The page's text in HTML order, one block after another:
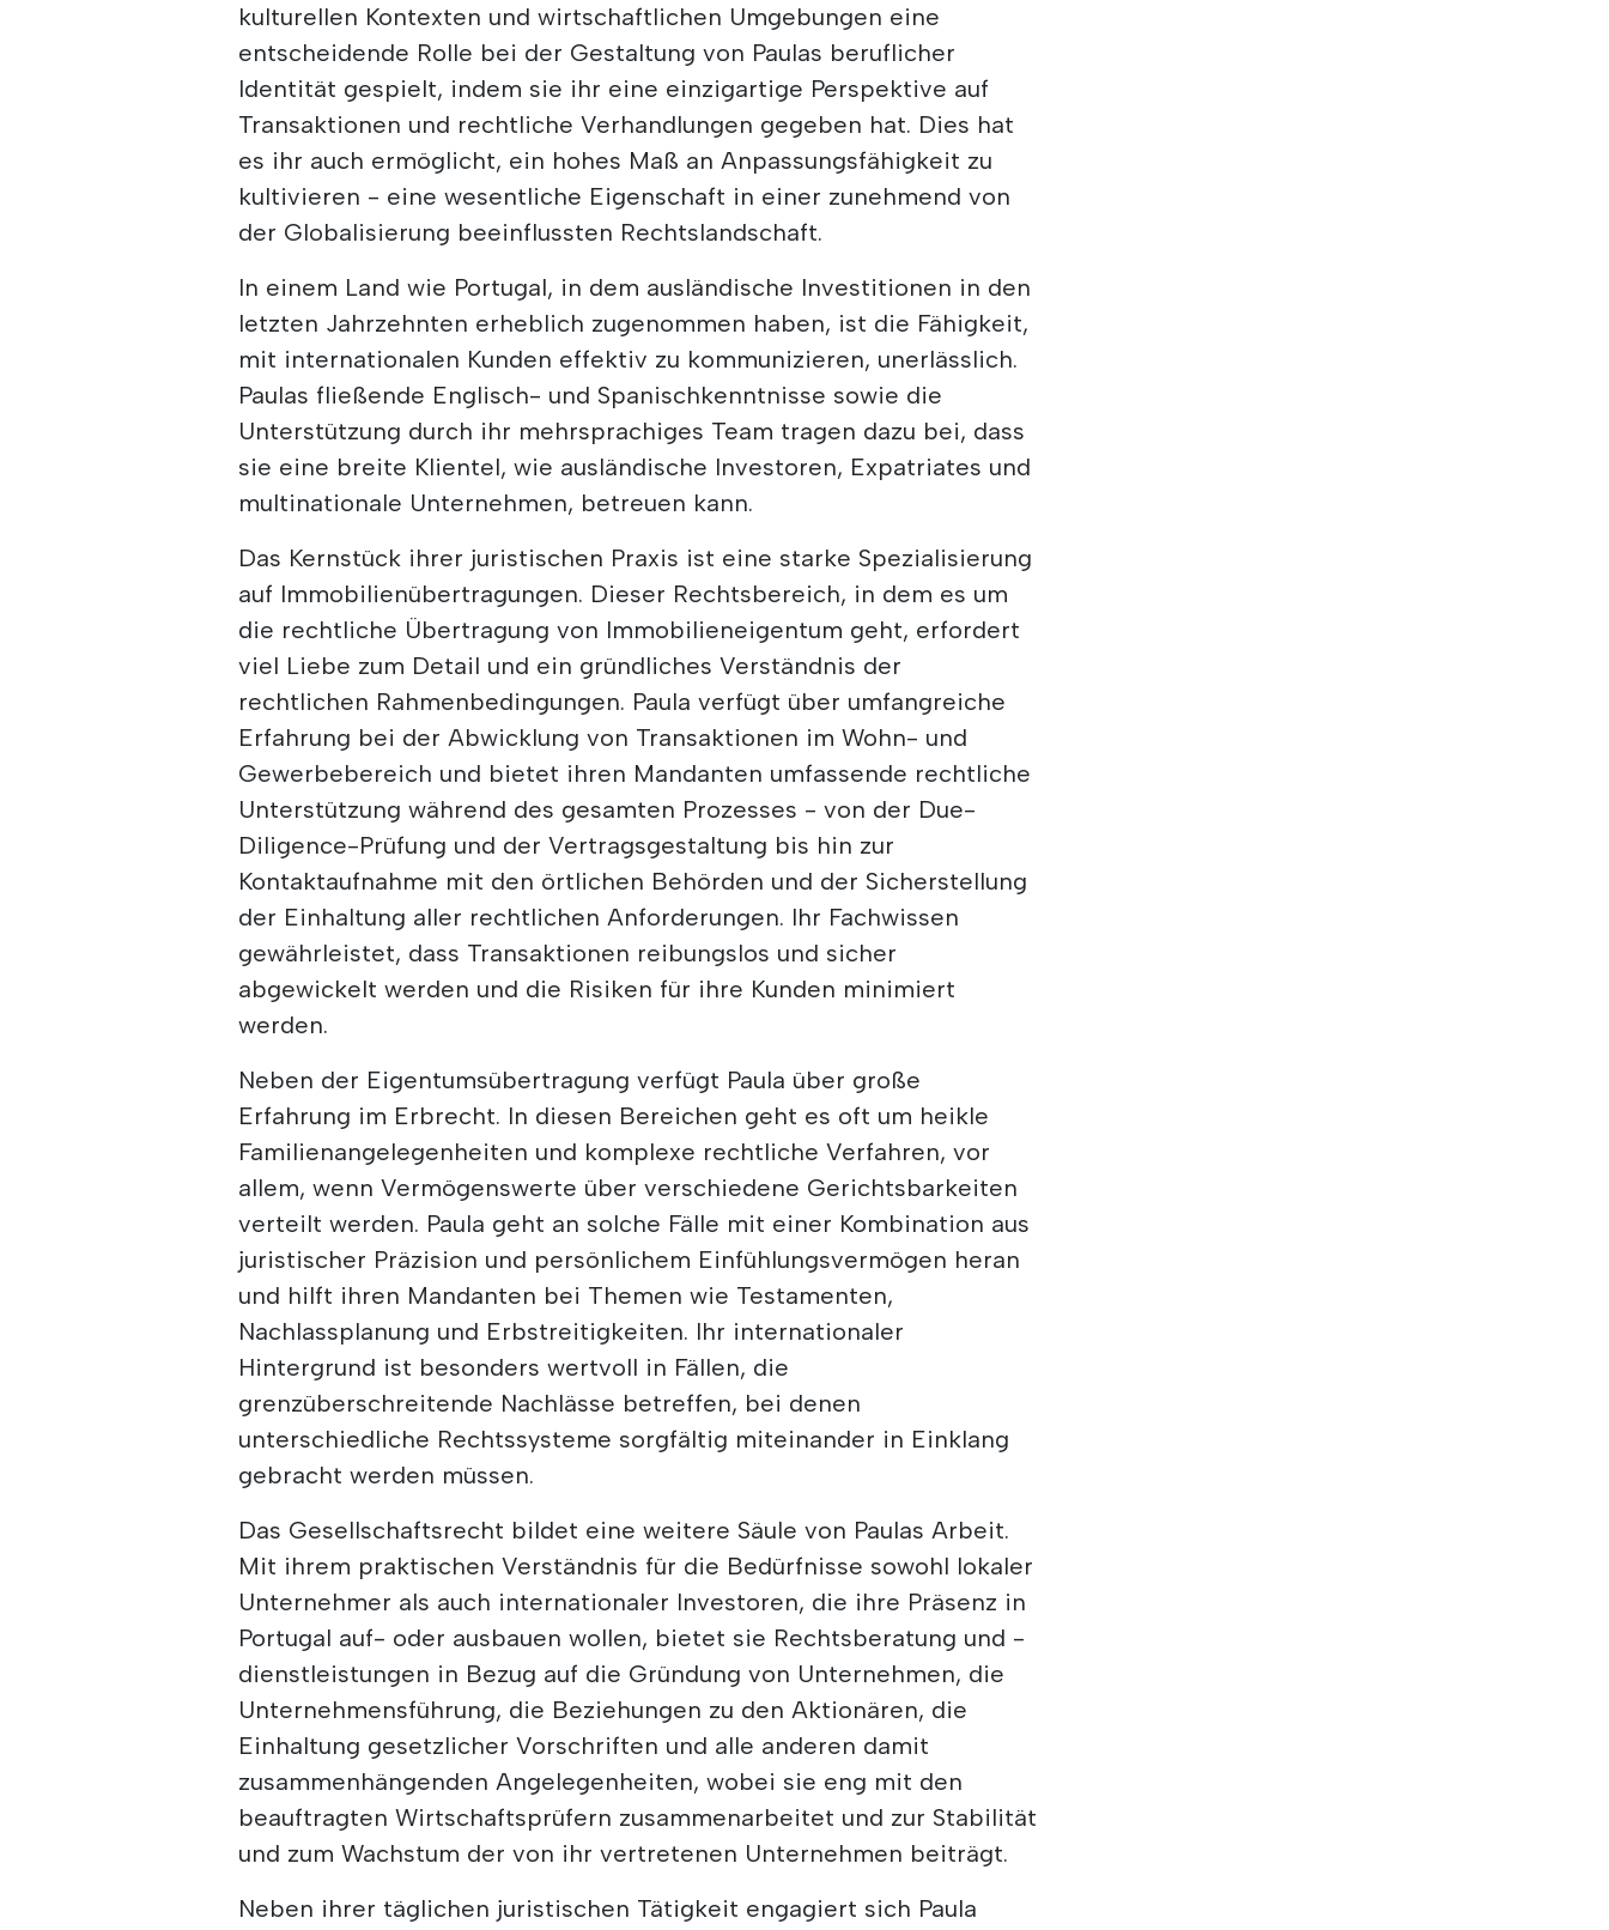
kulturellen Kontexten und wirtschaftlichen Umgebungen eine
entscheidende Rolle bei der Gestaltung von Paulas beruflicher
Identität gespielt, indem sie ihr eine einzigartige Perspektive auf
Transaktionen und rechtliche Verhandlungen gegeben hat. Dies hat
es ihr auch ermöglicht, ein hohes Maß an Anpassungsfähigkeit zu
kultivieren - eine wesentliche Eigenschaft in einer zunehmend von
der Globalisierung beeinflussten Rechtslandschaft.
In einem Land wie Portugal, in dem ausländische Investitionen in den
letzten Jahrzehnten erheblich zugenommen haben, ist die Fähigkeit,
mit internationalen Kunden effektiv zu kommunizieren, unerlässlich.
Paulas fließende Englisch- und Spanischkenntnisse sowie die
Unterstützung durch ihr mehrsprachiges Team tragen dazu bei, dass
sie eine breite Klientel, wie ausländische Investoren, Expatriates und
multinationale Unternehmen, betreuen kann.
Das Kernstück ihrer juristischen Praxis ist eine starke Spezialisierung
auf Immobilienübertragungen. Dieser Rechtsbereich, in dem es um
die rechtliche Übertragung von Immobilieneigentum geht, erfordert
viel Liebe zum Detail und ein gründliches Verständnis der
rechtlichen Rahmenbedingungen. Paula verfügt über umfangreiche
Erfahrung bei der Abwicklung von Transaktionen im Wohn- und
Gewerbebereich und bietet ihren Mandanten umfassende rechtliche
Unterstützung während des gesamten Prozesses - von der Due-
Diligence-Prüfung und der Vertragsgestaltung bis hin zur
Kontaktaufnahme mit den örtlichen Behörden und der Sicherstellung
der Einhaltung aller rechtlichen Anforderungen. Ihr Fachwissen
gewährleistet, dass Transaktionen reibungslos und sicher
abgewickelt werden und die Risiken für ihre Kunden minimiert
werden.
Neben der Eigentumsübertragung verfügt Paula über große
Erfahrung im Erbrecht. In diesen Bereichen geht es oft um heikle
Familienangelegenheiten und komplexe rechtliche Verfahren, vor
allem, wenn Vermögenswerte über verschiedene Gerichtsbarkeiten
verteilt werden. Paula geht an solche Fälle mit einer Kombination aus
juristischer Präzision und persönlichem Einfühlungsvermögen heran
und hilft ihren Mandanten bei Themen wie Testamenten,
Nachlassplanung und Erbstreitigkeiten. Ihr internationaler
Hintergrund ist besonders wertvoll in Fällen, die
grenzüberschreitende Nachlässe betreffen, bei denen
unterschiedliche Rechtssysteme sorgfältig miteinander in Einklang
gebracht werden müssen.
Das Gesellschaftsrecht bildet eine weitere Säule von Paulas Arbeit.
Mit ihrem praktischen Verständnis für die Bedürfnisse sowohl lokaler
Unternehmer als auch internationaler Investoren, die ihre Präsenz in
Portugal auf- oder ausbauen wollen, bietet sie Rechtsberatung und -
dienstleistungen in Bezug auf die Gründung von Unternehmen, die
Unternehmensführung, die Beziehungen zu den Aktionären, die
Einhaltung gesetzlicher Vorschriften und alle anderen damit
zusammenhängenden Angelegenheiten, wobei sie eng mit den
beauftragten Wirtschaftsprüfern zusammenarbeitet und zur Stabilität
und zum Wachstum der von ihr vertretenen Unternehmen beiträgt.
Neben ihrer täglichen juristischen Tätigkeit engagiert sich Paula